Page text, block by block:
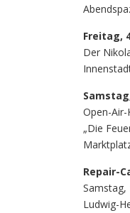
Freitag,
Der
Open-Air-
„Die
Repair-
Samstag,
Ludwig-